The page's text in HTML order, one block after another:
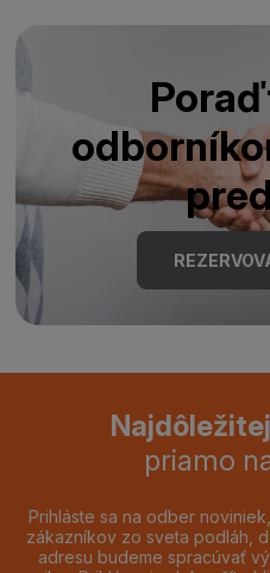
priamo
Prihláste sa na odber
zákazníkov zo sveta podláh,
adresu budeme spracúvať